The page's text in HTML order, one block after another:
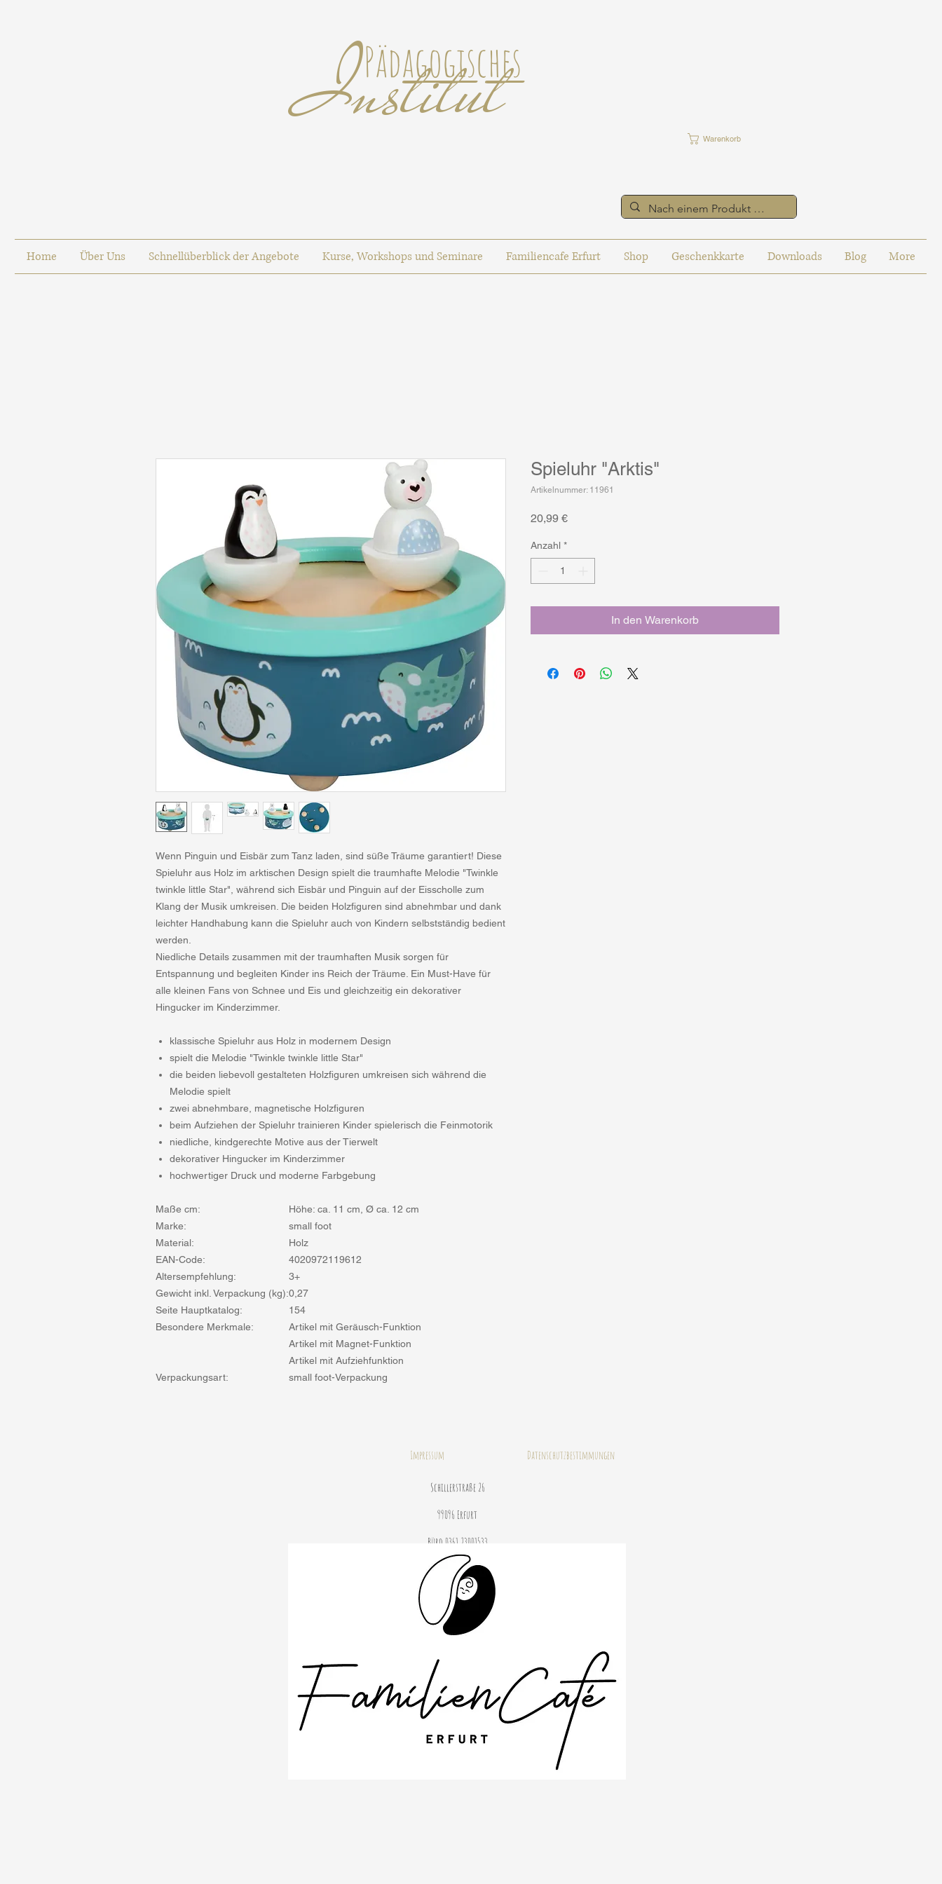
Pädagogisches
Institut Warenkorb
Home Über Uns Schnellüberblick der Angebote Kurse, Workshops und Seminare Familiencafe Erfurt Shop Geschenkkarte Downloads Blog More
Wenn Pinguin und Eisbär zum Tanz laden, sind süße Träume garantiert! Diese
Spieluhr aus Holz im arktischen Design spielt die traumhafte Melodie "Twinkle
twinkle little Star", während sich Eisbär und Pinguin auf der Eisscholle zum
Klang der Musik umkreisen. Die beiden Holzfiguren sind abnehmbar und dank
leichter Handhabung kann die Spieluhr auch von Kindern selbstständig bedient
werden.
Niedliche Details zusammen mit der traumhaften Musik sorgen für
Entspannung und begleiten Kinder ins Reich der Träume. Ein Must-Have für
alle kleinen Fans von Schnee und Eis und gleichzeitig ein dekorativer
Hingucker im Kinderzimmer.
klassische Spieluhr aus Holz in modernem Design
spielt die Melodie "Twinkle twinkle little Star"
die beiden liebevoll gestalteten Holzfiguren umkreisen sich während die
Melodie spielt
zwei abnehmbare, magnetische Holzfiguren
beim Aufziehen der Spieluhr trainieren Kinder spielerisch die Feinmotorik
niedliche, kindgerechte Motive aus der Tierwelt
dekorativer Hingucker im Kinderzimmer
hochwertiger Druck und moderne Farbgebung
Maße cm:
Höhe: ca. 11 cm, Ø ca. 12 cm
Marke:
small foot
Material:
Holz
EAN-Code:
4020972119612
Altersempfehlung:
3+
Gewicht inkl. Verpackung (kg):0,27
Seite Hauptkatalog:
154
Besondere Merkmale:
Artikel mit Geräusch-Funktion
Artikel mit Magnet-Funktion
Artikel mit Aufziehfunktion
Verpackungsart:
small foot-Verpackung
Spieluhr "Arktis"
Artikelnummer: 11961
20,99 €Preis
Anzahl *
In den Warenkorb
Impressum Datenschutzbestimmungen
Schillerstraße 26
99096 Erfurt
Büro 0361 23001533
© 2020 by Janine Stahlhofen